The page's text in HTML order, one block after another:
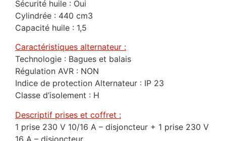
Sécurité huile : Oui
Cylindrée : 440 cm3
Capacité huile : 1,5
Caractéristiques alternateur :
Technologie : Bagues et balais
Régulation AVR : NON
Indice de protection Alternateur : IP 23
Classe d’isolement : H
Descriptif prises et coffret :
1 prise 230 V 10/16 A – disjoncteur + 1 prise 230 V
16 A – disjoncteur